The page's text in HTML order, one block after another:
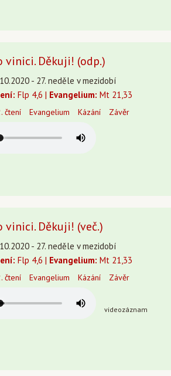
vinici. Děkuji! (odp.)
- 27. neděle v mezidobí
Flp 4,6 | Evangelium: Mt 21,33
čtení Evangelium Kázání Závěr
vinici. Děkuji! (več.)
- 27. neděle v mezidobí
Flp 4,6 | Evangelium: Mt 21,33
čtení Evangelium Kázání Závěr
videozáznam